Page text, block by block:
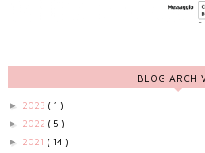
BLOG
► 2023 ( 1 )
► 2022 ( 5 )
► 2021 ( 14 )